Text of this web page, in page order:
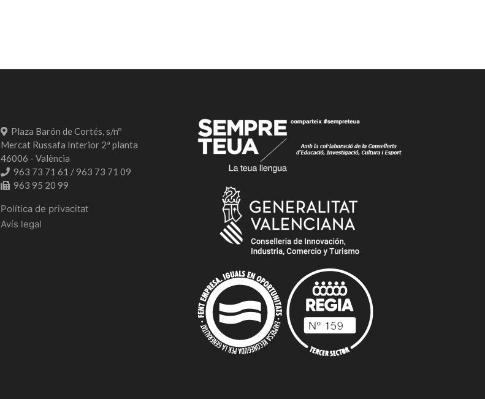
Plaza Barón de Cortés, s/nº
Mercat Russafa Interior 2ª planta
46006 - València
963 73 71 61 / 963 73 71 09
963 95 20 99
Política de privacitat
Avís legal